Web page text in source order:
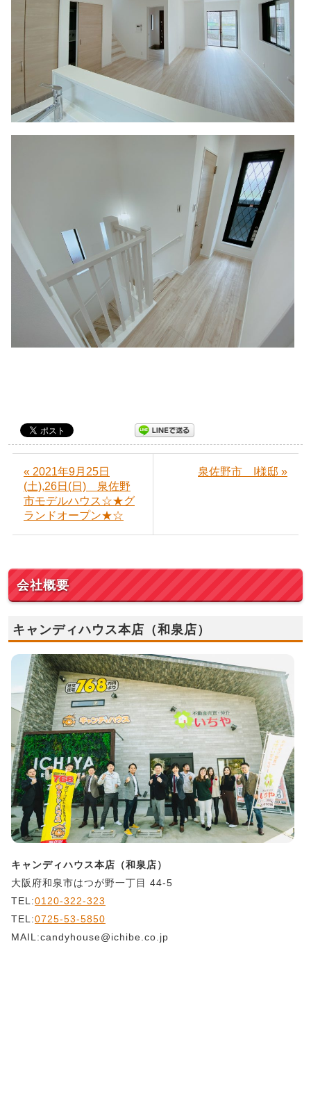
« 2021年9月25日
(土),26日(日) 泉佐野
市モデルハウス☆★グ
ランドオープン★☆
泉佐野市 I様邸 »
会社概要
キャンディハウス本店（和泉店）
キャンディハウス本店（和泉店）
大阪府和泉市はつが野一丁目 44-5
TEL:0120-322-323
TEL:0725-53-5850
MAIL:candyhouse@ichibe.co.jp